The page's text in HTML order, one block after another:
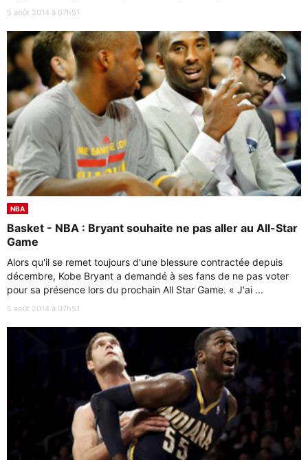
5 août 2014 à 07h51
NBA
Basket - NBA : Bryant souhaite ne pas aller au All-Star
Game
Alors qu'il se remet toujours d'une blessure contractée depuis
décembre, Kobe Bryant a demandé à ses fans de ne pas voter
pour sa présence lors du prochain All Star Game. « J'ai ...
5 août 2014 à 07h51